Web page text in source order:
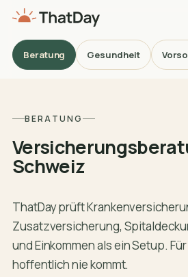
Beratung Gesundheit
BERATUNG
Schweiz
ThatDay prüft
Zusatzversicherung,
und Einkommen als ein Setup.
hoffentlich nie kommt.